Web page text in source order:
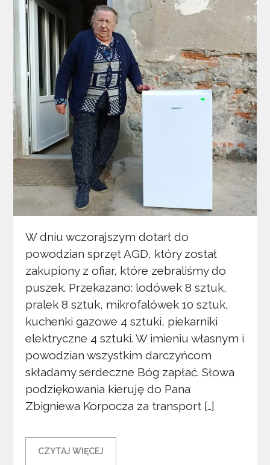
W dniu wczorajszym dotarł do
powodzian sprzęt AGD, który został
zakupiony z ofiar, które zebraliśmy do
puszek. Przekazano: lodówek 8 sztuk,
pralek 8 sztuk, mikrofalówek 10 sztuk,
kuchenki gazowe 4 sztuki, piekarniki
elektryczne 4 sztuki. W imieniu własnym i
powodzian wszystkim darczyńcom
składamy serdeczne Bóg zapłać. Słowa
podziękowania kieruję do Pana
Zbigniewa Korpocza za transport […]
CZYTAJ WIĘCEJ